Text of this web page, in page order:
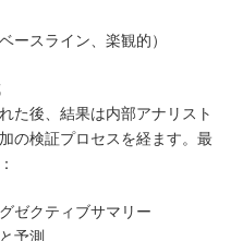
ースライン、楽観的）
た後、結果は内部アナリスト
の検証プロセスを経ます。最
ゼクティブサマリー
予測